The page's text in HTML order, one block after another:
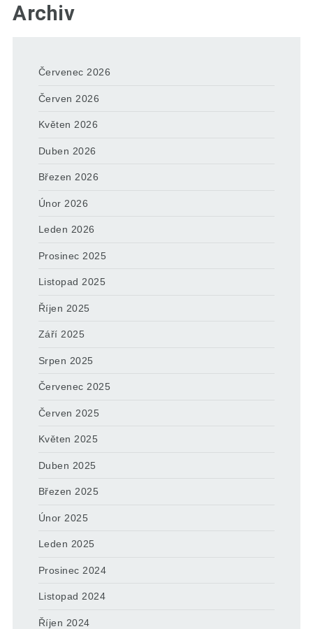
Archiv
Červenec 2026
Červen 2026
Květen 2026
Duben 2026
Březen 2026
Únor 2026
Leden 2026
Prosinec 2025
Listopad 2025
Říjen 2025
Září 2025
Srpen 2025
Červenec 2025
Červen 2025
Květen 2025
Duben 2025
Březen 2025
Únor 2025
Leden 2025
Prosinec 2024
Listopad 2024
Říjen 2024